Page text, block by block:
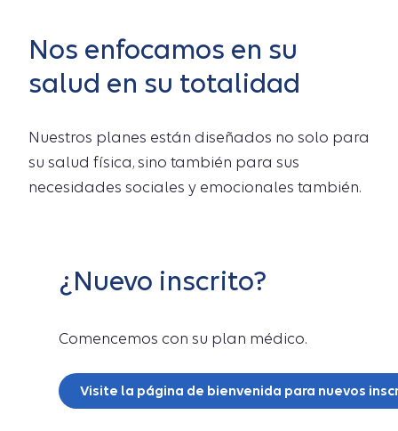
Nos enfocamos en su
salud en su totalidad
Nuestros planes están diseñados no solo para
su salud física, sino también para sus
necesidades sociales y emocionales también.
¿Nuevo inscrito?
Comencemos con su plan médico.
Visite la página de bienvenida para nuevos